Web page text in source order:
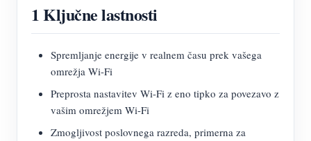
Blogi
1 Ključne lastnosti
Spremljanje energije v realnem času prek vašega
omrežja Wi-Fi
Preprosta nastavitev Wi-Fi z eno tipko za povezavo z
vašim omrežjem Wi-Fi
Zmogljivost poslovnega razreda, primerna za